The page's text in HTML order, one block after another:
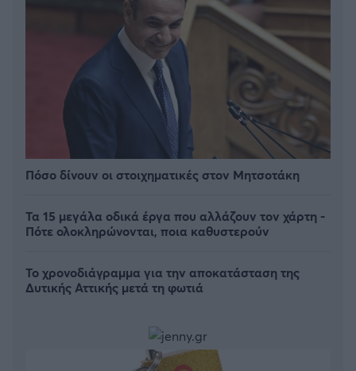
Πόσο δίνουν οι στοιχηματικές στον Μητσοτάκη
Τα 15 μεγάλα οδικά έργα που αλλάζουν τον χάρτη -
Πότε ολοκληρώνονται, ποια καθυστερούν
Το χρονοδιάγραμμα για την αποκατάσταση της
Δυτικής Αττικής μετά τη φωτιά